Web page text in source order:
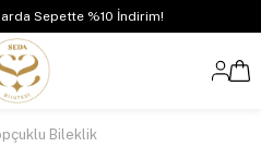
Sepette %10 İndirim!
Bileklik